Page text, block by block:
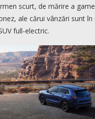
scurt, de mărire a
ale cărui vânzări sunt
full-electric.